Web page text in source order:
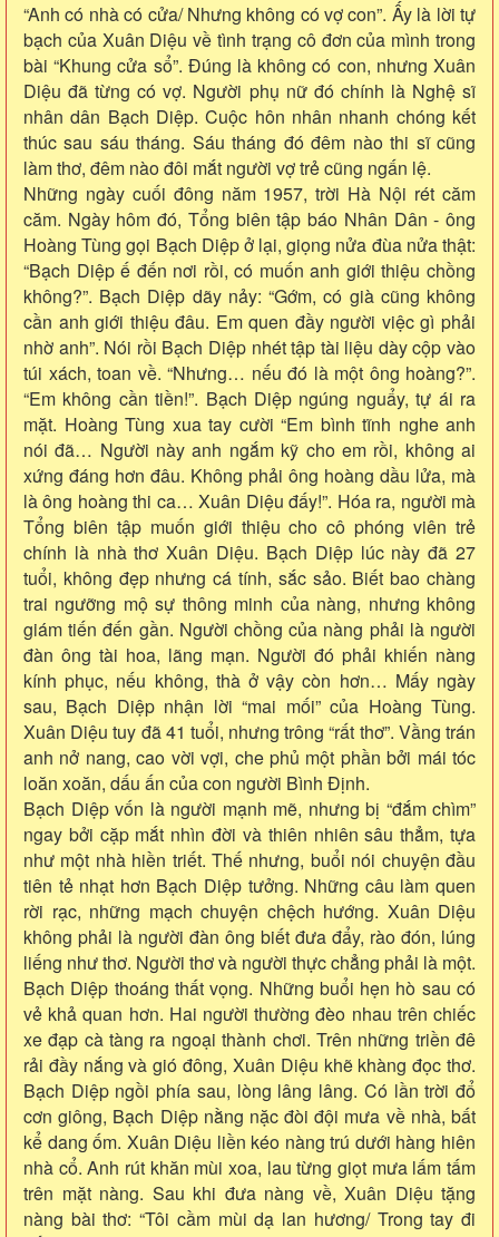
“Anh có nhà có cửa/ Nhưng không có vợ con”. Ấy là lời tự
bạch của Xuân Diệu về tình trạng cô đơn của mình trong
bài “Khung cửa sổ”. Đúng là không có con, nhưng Xuân
Diệu đã từng có vợ. Người phụ nữ đó chính là Nghệ sĩ
nhân dân Bạch Diệp. Cuộc hôn nhân nhanh chóng kết
thúc sau sáu tháng. Sáu tháng đó đêm nào thi sĩ cũng
làm thơ, đêm nào đôi mắt người vợ trẻ cũng ngấn lệ.
Những ngày cuối đông năm 1957, trời Hà Nội rét căm
căm. Ngày hôm đó, Tổng biên tập báo Nhân Dân - ông
Hoàng Tùng gọi Bạch Diệp ở lại, giọng nửa đùa nửa thật:
“Bạch Diệp ế đến nơi rồi, có muốn anh giới thiệu chồng
không?”. Bạch Diệp dãy nảy: “Gớm, có già cũng không
cần anh giới thiệu đâu. Em quen đầy người việc gì phải
nhờ anh”. Nói rồi Bạch Diệp nhét tập tài liệu dày cộp vào
túi xách, toan về. “Nhưng… nếu đó là một ông hoàng?”.
“Em không cần tiền!”. Bạch Diệp ngúng nguẩy, tự ái ra
mặt. Hoàng Tùng xua tay cười “Em bình tĩnh nghe anh
nói đã… Người này anh ngắm kỹ cho em rồi, không ai
xứng đáng hơn đâu. Không phải ông hoàng dầu lửa, mà
là ông hoàng thi ca… Xuân Diệu đấy!”. Hóa ra, người mà
Tổng biên tập muốn giới thiệu cho cô phóng viên trẻ
chính là nhà thơ Xuân Diệu. Bạch Diệp lúc này đã 27
tuổi, không đẹp nhưng cá tính, sắc sảo. Biết bao chàng
trai ngưỡng mộ sự thông minh của nàng, nhưng không
giám tiến đến gần. Người chồng của nàng phải là người
đàn ông tài hoa, lãng mạn. Người đó phải khiến nàng
kính phục, nếu không, thà ở vậy còn hơn… Mấy ngày
sau, Bạch Diệp nhận lời “mai mối” của Hoàng Tùng.
Xuân Diệu tuy đã 41 tuổi, nhưng trông “rất thơ”. Vầng trán
anh nở nang, cao vời vợi, che phủ một phần bởi mái tóc
loăn xoăn, dấu ấn của con người Bình Định.
Bạch Diệp vốn là người mạnh mẽ, nhưng bị “đắm chìm”
ngay bởi cặp mắt nhìn đời và thiên nhiên sâu thẳm, tựa
như một nhà hiền triết. Thế nhưng, buổi nói chuyện đầu
tiên tẻ nhạt hơn Bạch Diệp tưởng. Những câu làm quen
rời rạc, những mạch chuyện chệch hướng. Xuân Diệu
không phải là người đàn ông biết đưa đẩy, rào đón, lúng
liếng như thơ. Người thơ và người thực chẳng phải là một.
Bạch Diệp thoáng thất vọng. Những buổi hẹn hò sau có
vẻ khả quan hơn. Hai người thường đèo nhau trên chiếc
xe đạp cà tàng ra ngoại thành chơi. Trên những triền đê
rải đầy nắng và gió đông, Xuân Diệu khẽ khàng đọc thơ.
Bạch Diệp ngồi phía sau, lòng lâng lâng. Có lần trời đổ
cơn giông, Bạch Diệp nằng nặc đòi đội mưa về nhà, bất
kể dang ốm. Xuân Diệu liền kéo nàng trú dưới hàng hiên
nhà cổ. Anh rút khăn mùi xoa, lau từng giọt mưa lấm tấm
trên mặt nàng. Sau khi đưa nàng về, Xuân Diệu tặng
nàng bài thơ: “Tôi cầm mùi dạ lan hương/ Trong tay đi